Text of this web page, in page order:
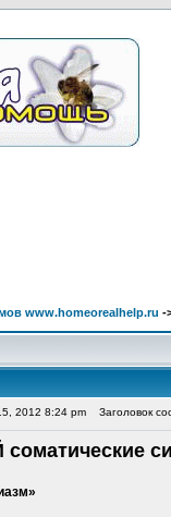
www.homeorealhelp.ru -
2012 8:24 pm Заголовок